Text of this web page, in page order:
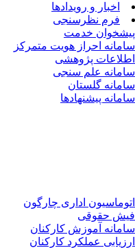
اخبار و رویدادها
فرم نظرسنجی
پیشخوان خدمت
سامانه احراز هویت متمرکز
اطلاعات پژوهشی
سامانه علم سنجی
سامانه گلستان
سامانه پیشنهادها
اتوماسیون اداری چارگون
فیش حقوقی
سامانه آموزش کارکنان
ارزیابی عملکرد کارکنان